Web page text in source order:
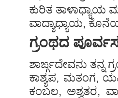
ಕುರಿತ ತಾಳಾಧ್ಯಾಯ
ವಾದ್ಯಾಧ್ಯಾಯ,
ಗ್ರಂಥದ
ಶಾರ್ಙ್ಗದೇವನು ತನ್ನ
ಕಾಶ್ಯಪ, ಮತಂಗ,
ಕಂಬಲ, ಅಶ್ವತರ,